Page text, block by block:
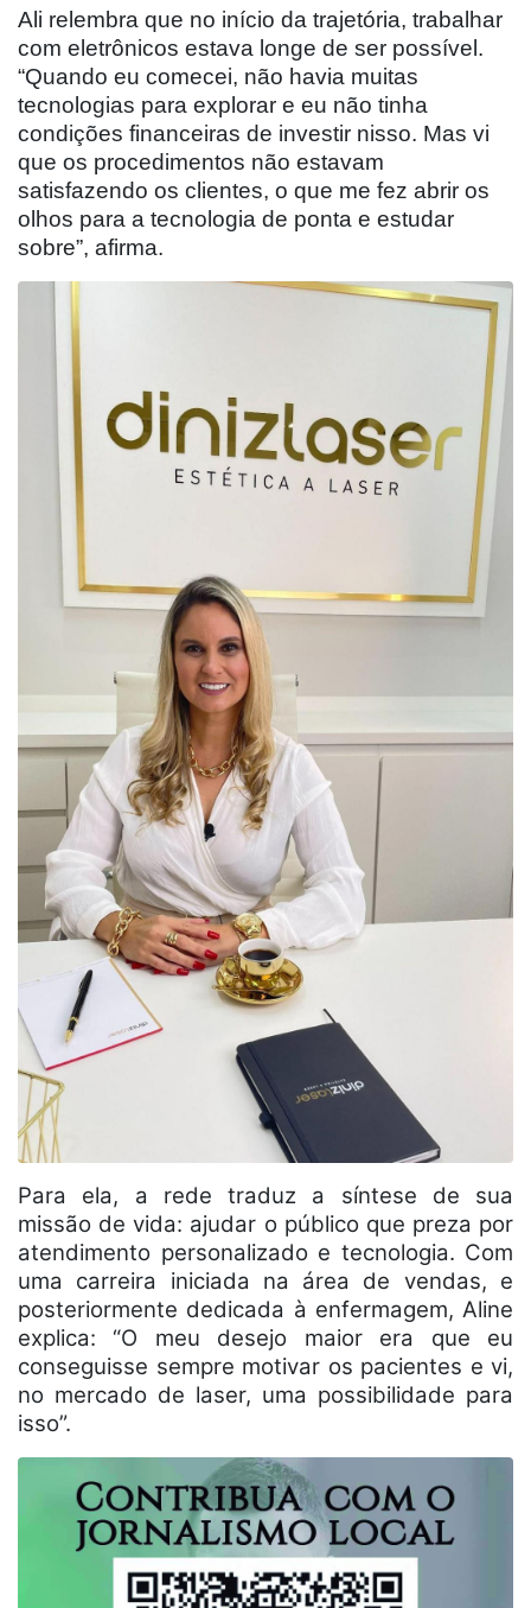
Ali relembra que no início da trajetória, trabalhar
com eletrônicos estava longe de ser possível.
“Quando eu comecei, não havia muitas
tecnologias para explorar e eu não tinha
condições financeiras de investir nisso. Mas vi
que os procedimentos não estavam
satisfazendo os clientes, o que me fez abrir os
olhos para a tecnologia de ponta e estudar
sobre”, afirma.
Para ela, a rede traduz a síntese de sua
missão de vida: ajudar o público que preza por
atendimento personalizado e tecnologia. Com
uma carreira iniciada na área de vendas, e
posteriormente dedicada à enfermagem, Aline
explica: “O meu desejo maior era que eu
conseguisse sempre motivar os pacientes e vi,
no mercado de laser, uma possibilidade para
isso”.